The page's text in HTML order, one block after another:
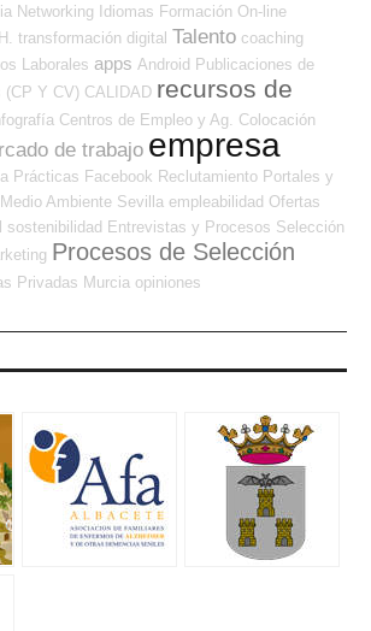
Networking Idiomas Formación On-line
transformación digital Talento coaching
Laborales apps Android Publicaciones de
(CP Y CV) CALIDAD recursos de
Centros de Empleo y Ag. Colocación
de trabajo empresa
Prácticas Facebook Reclutamiento Portales y
Medio Ambiente Sevilla empleabilidad Ofertas
sostenibilidad Entrevistas y Procesos Selección
Procesos de Selección
Privadas Murcia opiniones